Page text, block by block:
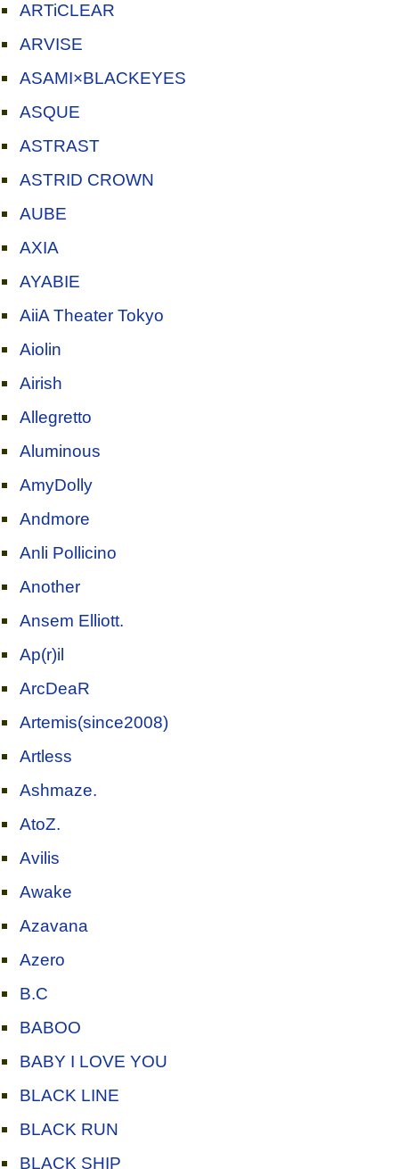
ARTiCLEAR
ARVISE
ASAMI×BLACKEYES
ASQUE
ASTRAST
ASTRID CROWN
AUBE
AXIA
AYABIE
AiiA Theater Tokyo
Aiolin
Airish
Allegretto
Aluminous
AmyDolly
Andmore
Anli Pollicino
Another
Ansem Elliott.
Ap(r)il
ArcDeaR
Artemis(since2008)
Artless
Ashmaze.
AtoZ.
Avilis
Awake
Azavana
Azero
B.C
BABOO
BABY I LOVE YOU
BLACK LINE
BLACK RUN
BLACK SHIP